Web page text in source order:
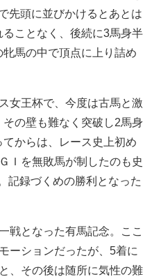
先頭に並びかけるとあとは
ことなく、後続に3馬身半
馬の中で頂点に上り詰め
女王杯で、今度は古馬と激
の壁も難なく突破し2馬身
からは、レース史上初め
Ｉを無敗馬が制したのも史
記録づくめの勝利となった
戦となった有馬記念。ここ
ーションだったが、5着に
、その後は随所に気性の難